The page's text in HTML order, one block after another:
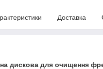
Доставка
дискова для очищення